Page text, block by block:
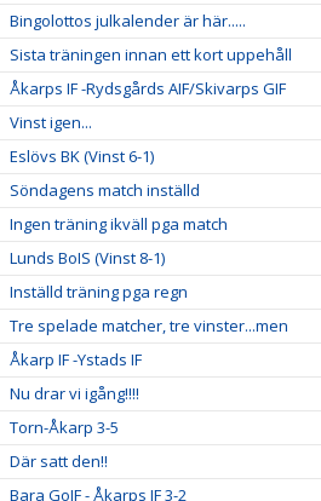
Bingolottos julkalender är här.....
Sista träningen innan ett kort uppehåll
Åkarps IF -Rydsgårds AIF/Skivarps GIF
Vinst igen...
Eslövs BK (Vinst 6-1)
Söndagens match inställd
Ingen träning ikväll pga match
Lunds BoIS (Vinst 8-1)
Inställd träning pga regn
Tre spelade matcher, tre vinster...men
Åkarp IF -Ystads IF
Nu drar vi igång!!!!
Torn-Åkarp 3-5
Där satt den!!
Bara GoIF - Åkarps IF 3-2